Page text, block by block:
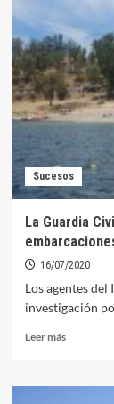
nuevas
normas
de
navegación
en
el
Guadiana
Sucesos
La Guardia
16/07/2020
Los agentes
investigación
Leer másLeer
La